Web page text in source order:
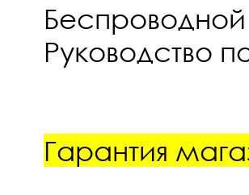
Руководство
Гарантия